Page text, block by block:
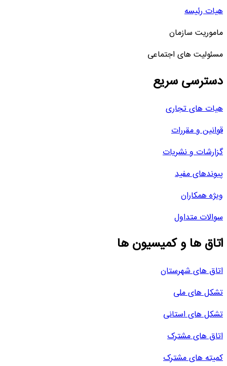
هیات رئیسه
ماموریت سازمان
مسئولیت های اجتماعی
دسترسی سریع
هیات های تجاری
قوانین و مقررات
گزارشات و نشریات
پیوندهای مفید
ویژه همکاران
سوالات متداول
اتاق ها و کمیسیون ها
اتاق های شهرستان
تشکل های ملی
تشکل های استانی
اتاق های مشترک
کمیته های مشترک